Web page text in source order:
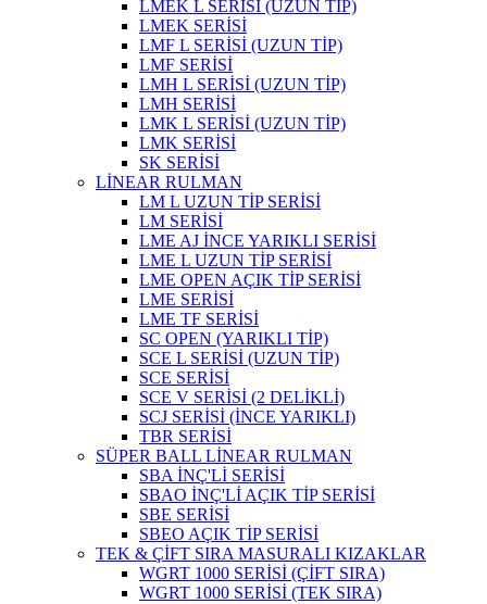
LMEK L SERİSİ (UZUN TİP)
LMEK SERİSİ
LMF L SERİSİ (UZUN TİP)
LMF SERİSİ
LMH L SERİSİ (UZUN TİP)
LMH SERİSİ
LMK L SERİSİ (UZUN TİP)
LMK SERİSİ
SK SERİSİ
LİNEAR RULMAN
LM L UZUN TİP SERİSİ
LM SERİSİ
LME AJ İNCE YARIKLI SERİSİ
LME L UZUN TİP SERİSİ
LME OPEN AÇIK TİP SERİSİ
LME SERİSİ
LME TF SERİSİ
SC OPEN (YARIKLI TİP)
SCE L SERİSİ (UZUN TİP)
SCE SERİSİ
SCE V SERİSİ (2 DELİKLİ)
SCJ SERİSİ (İNCE YARIKLI)
TBR SERİSİ
SÜPER BALL LİNEAR RULMAN
SBA İNÇ'Lİ SERİSİ
SBAO İNÇ'Lİ AÇIK TİP SERİSİ
SBE SERİSİ
SBEO AÇIK TİP SERİSİ
TEK & ÇİFT SIRA MASURALI KIZAKLAR
WGRT 1000 SERİSİ (ÇİFT SIRA)
WGRT 1000 SERİSİ (TEK SIRA)